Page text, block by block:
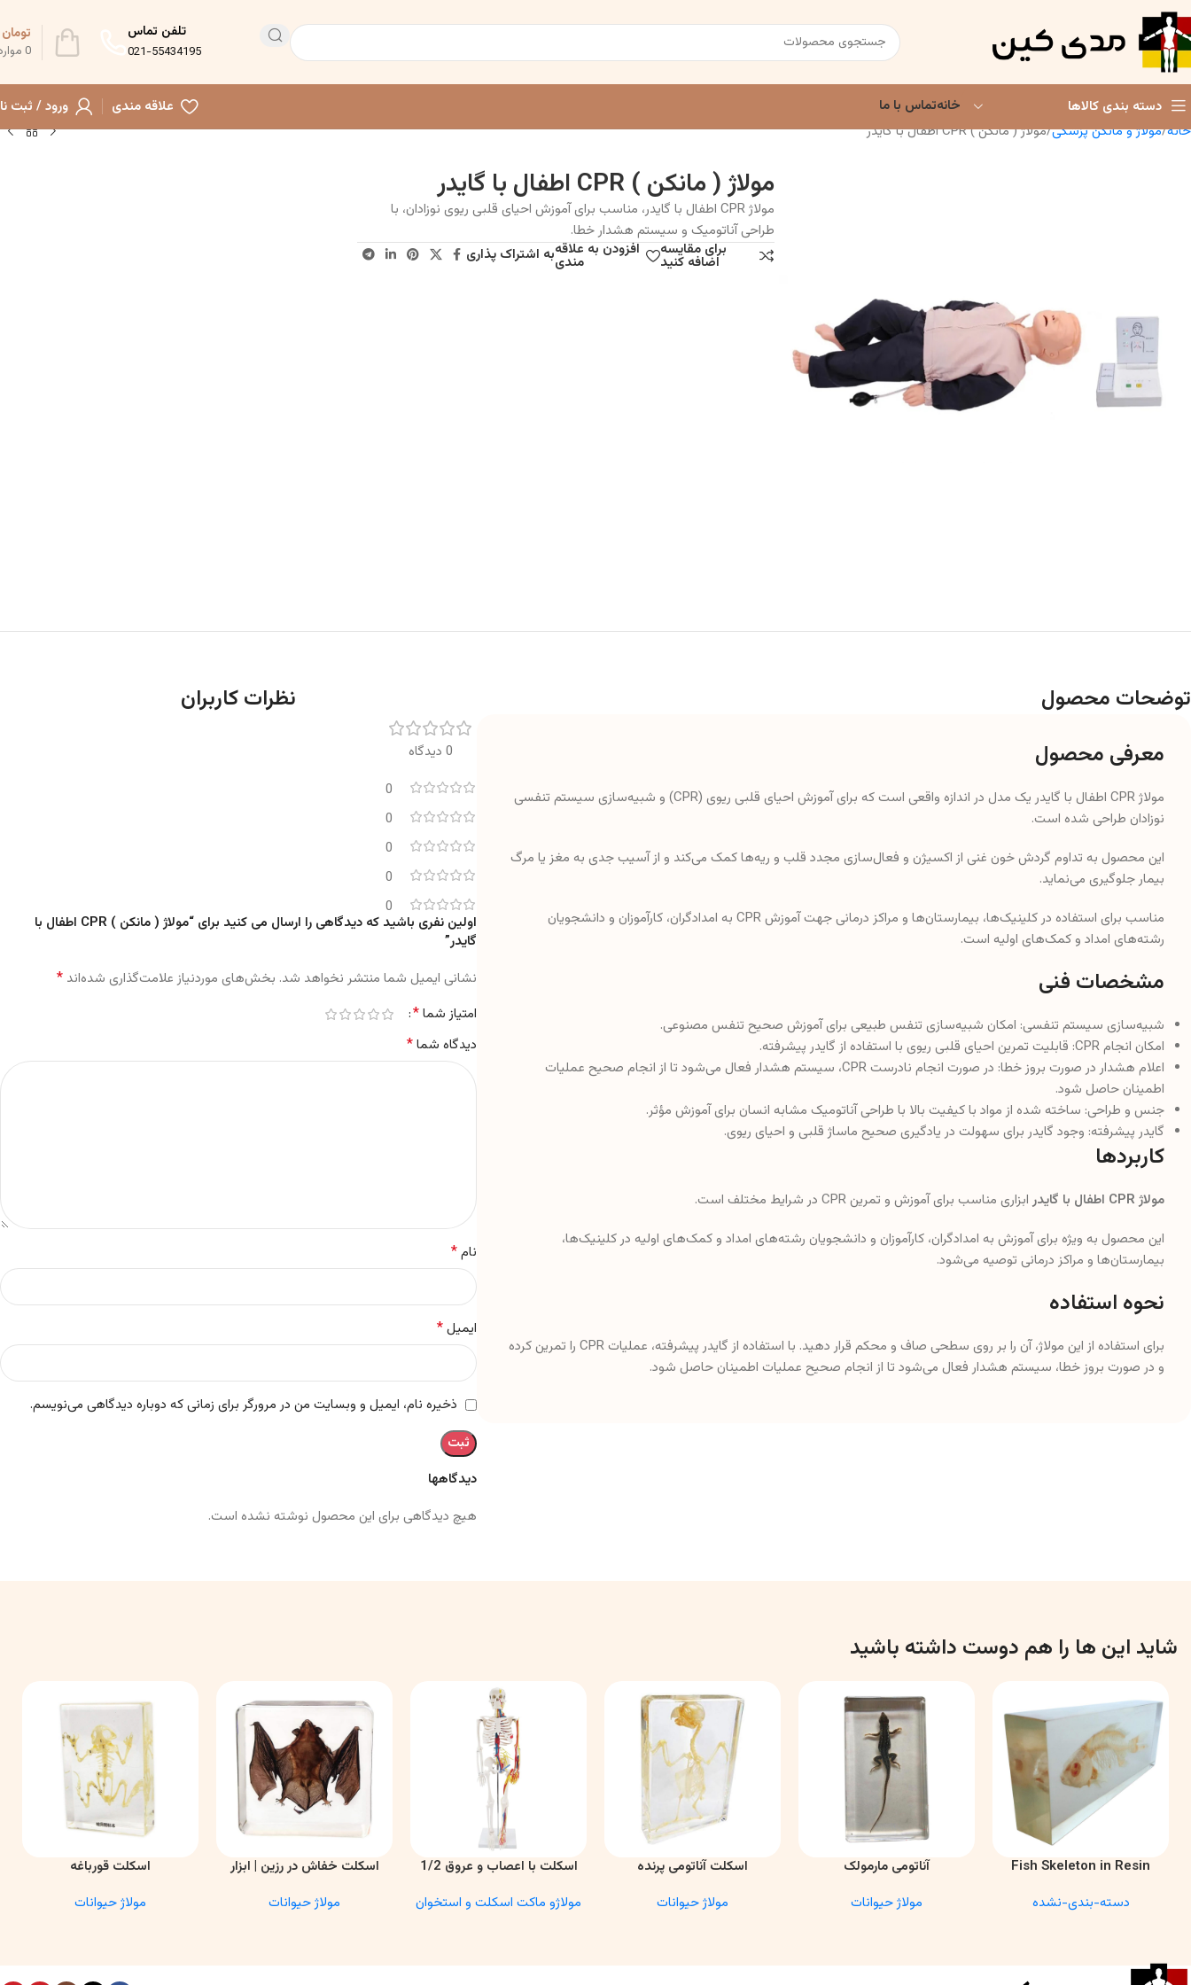
تلفن تماس
021-55434195
0
تومان
دسته بندی کالاها خانهتماس با ما علاقه مندی
ورود / ثبت
خانه مولاژ و مانکن پزشکی مولاژ ( مانکن ) CPR اطفال با گایدر
مولاژ ( مانکن ) CPR اطفال با گایدر
مولاژ CPR اطفال با گایدر، مناسب برای آموزش احیای قلبی ریوی نوزادان، با
طراحی آناتومیک و سیستم هشدار خطا.
برای مقایسه
اضافه کنید
افزودن به علاقه
مندیبه اشتراک پذاری
توضحات محصول
معرفی محصول
مولاژ CPR اطفال با گایدر یک مدل در اندازه واقعی است که برای آموزش احیای قلبی ریوی (CPR) و شبیه‌سازی سیستم تنفسی
نوزادان طراحی شده است.
این محصول به تداوم گردش خون غنی از اکسیژن و فعال‌سازی مجدد قلب و ریه‌ها کمک می‌کند و از آسیب جدی به مغز یا مرگ
بیمار جلوگیری می‌نماید.
مناسب برای استفاده در کلینیک‌ها، بیمارستان‌ها و مراکز درمانی جهت آموزش CPR به امدادگران، کارآموزان و دانشجویان
رشته‌های امداد و کمک‌های اولیه است.
مشخصات فنی
شبیه‌سازی سیستم تنفسی: امکان شبیه‌سازی تنفس طبیعی برای آموزش صحیح تنفس مصنوعی.
امکان انجام CPR: قابلیت تمرین احیای قلبی ریوی با استفاده از گایدر پیشرفته.
اعلام هشدار در صورت بروز خطا: در صورت انجام نادرست CPR، سیستم هشدار فعال می‌شود تا از انجام صحیح عملیات
اطمینان حاصل شود.
جنس و طراحی: ساخته شده از مواد با کیفیت بالا با طراحی آناتومیک مشابه انسان برای آموزش مؤثر.
گایدر پیشرفته: وجود گایدر برای سهولت در یادگیری صحیح ماساژ قلبی و احیای ریوی.
کاربردها
مولاژ CPR اطفال با گایدر
ابزاری مناسب برای آموزش و تمرین CPR در شرایط مختلف است.
این محصول به ویژه برای آموزش به امدادگران، کارآموزان و دانشجویان رشته‌های امداد و کمک‌های اولیه در کلینیک‌ها،
بیمارستان‌ها و مراکز درمانی توصیه می‌شود.
نحوه استفاده
برای استفاده از این مولاژ، آن را بر روی سطحی صاف و محکم قرار دهید. با استفاده از گایدر پیشرفته، عملیات CPR را تمرین کرده
و در صورت بروز خطا، سیستم هشدار فعال می‌شود تا از انجام صحیح عملیات اطمینان حاصل شود.
نظرات کاربران
0 دیدگاه
0
0
0
0
0
دیدگاهها
هیچ دیدگاهی برای این محصول نوشته نشده است.
اولین نفری باشید که دیدگاهی را ارسال می کنید برای “مولاژ ( مانکن ) CPR اطفال با
گایدر”
نشانی ایمیل شما منتشر نخواهد شد. بخش‌های موردنیاز علامت‌گذاری شده‌اند*
امتیاز شما*
دیدگاه شما*
نام*
ایمیل*
ذخیره نام، ایمیل و وبسایت من در مرورگر برای زمانی که دوباره دیدگاهی می‌نویسم.
شاید این ها را هم دوست داشته باشید
اطلاعات بیشتر
Fish Skeleton in Resin
Anatomy Specimen
دسته-بندی-نشده
اطلاعات بیشترآناتومی مارمولک
مولاژ حیوانات
اطلاعات بیشتر
اسکلت آناتومی پرنده
مولاژ حیوانات
اطلاعات بیشتر
اسکلت با اعصاب و عروق 1/2
مولاژو ماکت اسکلت و استخوان
اطلاعات بیشتر
اسکلت خفاش در رزین | ابزار
مولاژ حیوانات
اطلاعات بیشتراسکلت قورباغه
مولاژ حیوانات